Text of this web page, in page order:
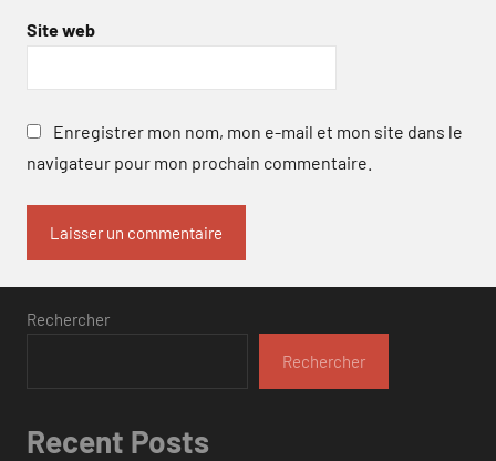
Site web
Enregistrer mon nom, mon e-mail et mon site dans le
navigateur pour mon prochain commentaire.
Rechercher
Rechercher
Recent Posts